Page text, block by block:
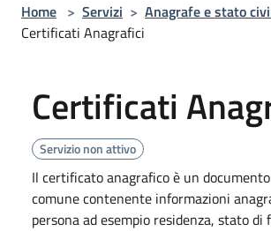
Home > Servizi > Anagrafe e stato
Certificati Anagrafici
Certificati
Servizio non attivo
Il certificato anagrafico è un
comune contenente informazioni
persona ad esempio residenza, stato di